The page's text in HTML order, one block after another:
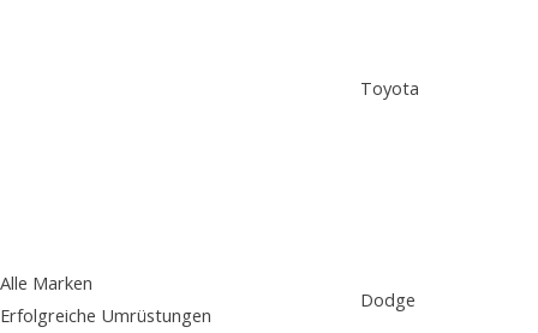
Toyota
Dodge
Alle Marken
Erfolgreiche Umrüstungen